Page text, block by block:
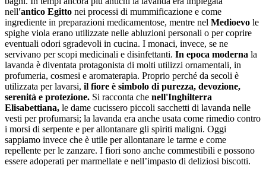
nell'antico Egitto nei processi di mummificazione e come
ingrediente in preparazioni medicamentose, mentre nel Medioevo le
spighe viola erano utilizzate nelle abluzioni personali o per coprire
eventuali odori sgradevoli in cucina. I monaci, invece, se ne
servivano per scopi medicinali e disinfettanti. In epoca moderna la
lavanda è diventata protagonista di molti utilizzi ornamentali, in
profumeria, cosmesi e aromaterapia. Proprio perché da secoli è
utilizzata per lavarsi, il fiore è simbolo di purezza, devozione,
serenità e protezione. Si racconta che nell'Inghilterra
Elisabettiana, le dame cucissero piccoli sacchetti di lavanda nelle
vesti per profumarsi; la lavanda era anche usata come rimedio contro
i morsi di serpente e per allontanare gli spiriti maligni. Oggi
sappiamo invece che è utile per allontanare le tarme e come
repellente per le zanzare. I fiori sono anche commestibili e possono
essere adoperati per marmellate e nell’impasto di deliziosi biscotti.